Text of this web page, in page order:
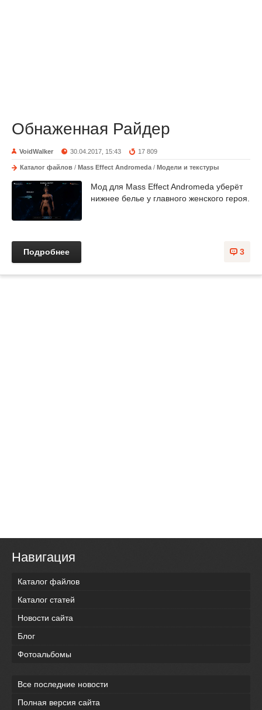
Обнаженная Райдер
VoidWalker 30.04.2017, 15:43 17 809
Каталог файлов / Mass Effect Andromeda / Модели и текстуры
Мод для Mass Effect Andromeda уберёт
нижнее белье у главного женского героя.
3
Подробнее
Навигация
Каталог файлов
Каталог статей
Новости сайта
Блог
Фотоальбомы
Все последние новости
Полная версия сайта